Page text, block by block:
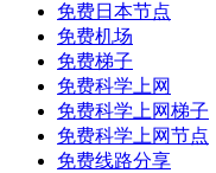
免费日本节点
免费机场
免费梯子
免费科学上网
免费科学上网梯子
免费科学上网节点
免费线路分享